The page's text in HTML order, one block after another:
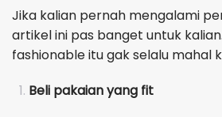
Jika kalian pernah mengalami
artikel ini pas banget untuk
fashionable itu gak selalu mahal
Beli pakaian yang fit